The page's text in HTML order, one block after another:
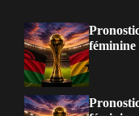
féminine